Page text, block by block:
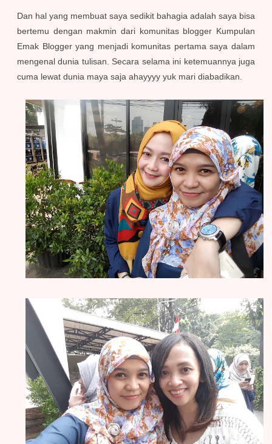
Dan hal yang membuat saya sedikit bahagia adalah saya bisa
bertemu dengan makmin dari komunitas blogger Kumpulan
Emak Blogger yang menjadi komunitas pertama saya dalam
mengenal dunia tulisan. Secara selama ini ketemuannya juga
cuma lewat dunia maya saja ahayyyy yuk mari diabadikan.